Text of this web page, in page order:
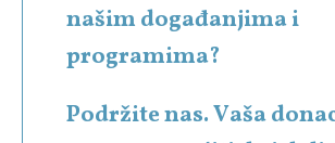
našim događanjima i
programima?
Podržite nas. Vaša